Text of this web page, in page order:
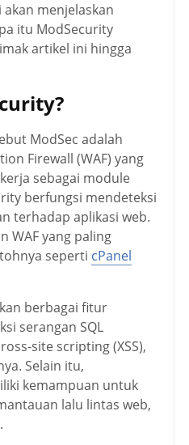
menjelaskan
itu ModSecurity
artikel ini hingga
ModSec adalah
Firewall (WAF) yang
sebagai module
berfungsi mendeteksi
terhadap aplikasi web.
WAF yang paling
seperti cPanel
berbagai fitur
serangan SQL
site scripting (XSS),
Selain itu,
kemampuan untuk
lalu lintas web,